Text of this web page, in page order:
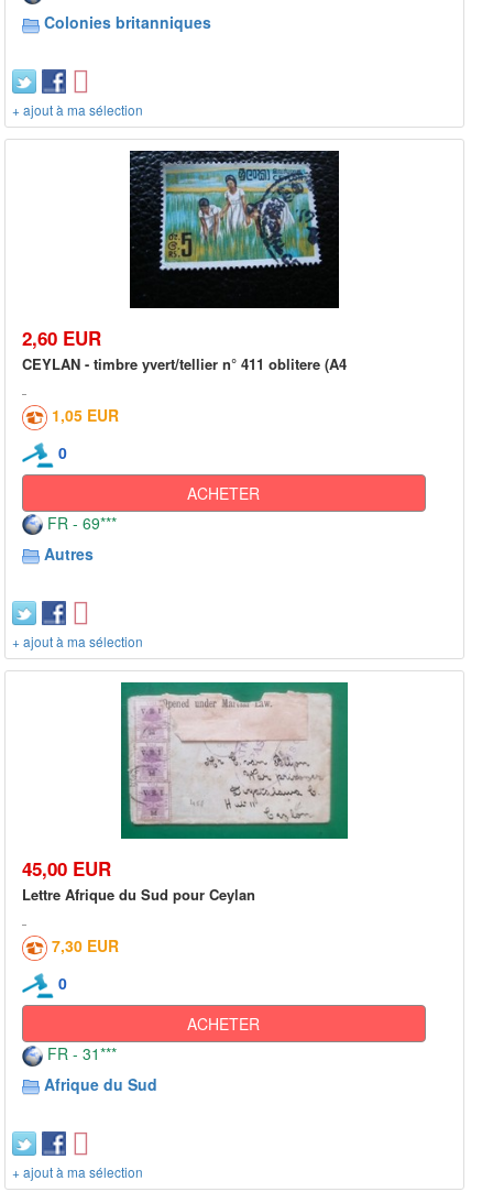
Colonies britanniques
+ ajout à ma sélection
2,60 EUR
CEYLAN - timbre yvert/tellier n° 411 oblitere (A4
1,05 EUR
0
ACHETER
FR - 69***
Autres
+ ajout à ma sélection
45,00 EUR
Lettre Afrique du Sud pour Ceylan
7,30 EUR
0
ACHETER
FR - 31***
Afrique du Sud
+ ajout à ma sélection